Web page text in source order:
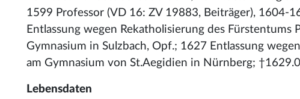
1599 Professor (VD 16: ZV 19883, Beiträger), 1604-
Entlassung wegen Rekatholisierung des
Gymnasium in Sulzbach, Opf.; 1627 Entlassung
am Gymnasium von St.Aegidien in Nürnberg;
Lebensdaten